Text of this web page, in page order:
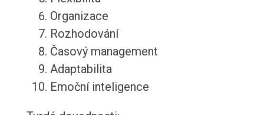
Organizace
Rozhodování
Časový management
Adaptabilita
Emoční inteligence